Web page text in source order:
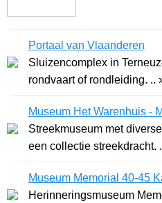
Portaal van Vlaanderen
Sluizencomplex in
rondvaart of rondleiding. ..
Museum Het Warenhuis -
Streekmuseum met
een collectie streekdracht.
Museum Memorial 40-45
Herinneringsmuseum